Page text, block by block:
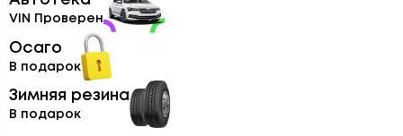
VIN Проверен
Осаго
В подарок
Зимняя резина
В подарок